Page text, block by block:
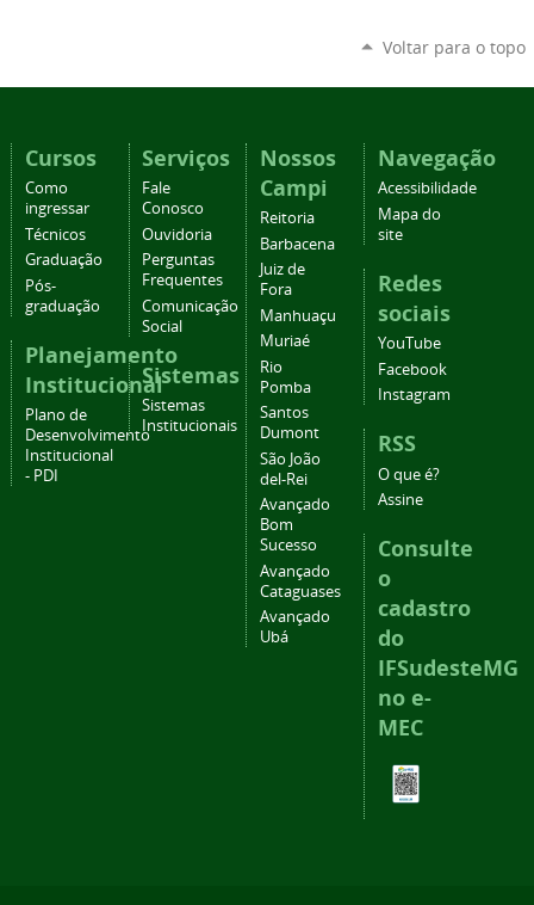
Voltar para o topo
Cursos
Como
ingressar
Técnicos
Graduação
Pós-
graduação
Planejamento
Institucional
Plano de
Desenvolvimento
Institucional
- PDI
Serviços
Fale
Conosco
Ouvidoria
Perguntas
Frequentes
Comunicação
Social
Sistemas
Sistemas
Institucionais
Nossos
Campi
Reitoria
Barbacena
Juiz de
Fora
Manhuaçu
Muriaé
Rio
Pomba
Santos
Dumont
São João
del-Rei
Avançado
Bom
Sucesso
Avançado
Cataguases
Avançado
Ubá
Navegação
Acessibilidade
Mapa do
site
Redes
sociais
YouTube
Facebook
Instagram
RSS
O que é?
Assine
Consulte
o
cadastro
do
IFSudesteMG
no e-
MEC